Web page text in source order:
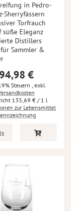
in Pedro-
Sherryfässern
Torfrauch
Eleganz
Distillers
Sammler &
94,98 €
Steuern, exkl.
135,69 €/ 1 l
zur Lebensmittel